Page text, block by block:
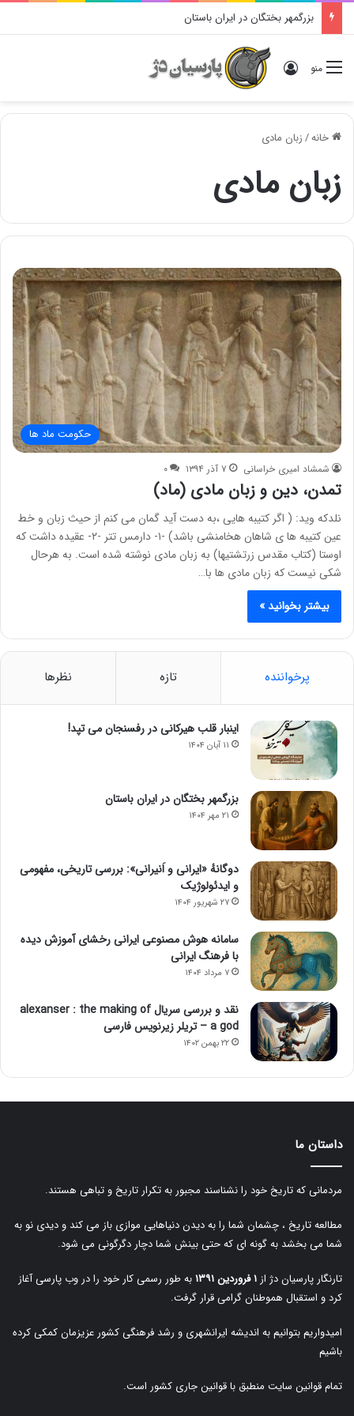
بزرگمهر بختگان در ایران باستان
منو ورود
خانه/زبان مادی
زبان مادی
حکومت ماد ها
شمشاد امیری خراسانی ۷ آذر ۱۳۹۴ ۰
تمدن، دین و زبان مادی (ماد)
نلدکه وید: ( اگر کتیبه هایی ،به دست آید گمان می کنم از حیث زبان و خط
عین کتیبه ها ی شاهان هخامنشی باشد) -۱- دارمس تتر -۲- عقیده داشت که
اوستا (کتاب مقدس زرتشتیها) به زبان مادی نوشته شده است. به هرحال
شکی نیست که زبان مادی ها با…
بیشتر بخوانید »
پرخواننده تازه نظرها
اینبار قلب هیرکانی در رفسنجان می تپد!
۱۱ آبان ۱۴۰۴
بزرگمهر بختگان در ایران باستان
۲۱ مهر ۱۴۰۴
دوگانهٔ «ایرانی و اَنیرانی»: بررسی تاریخی، مفهومی
و ایدئولوژیک
۲۷ شهریور ۱۴۰۴
سامانه هوش مصنوعی ایرانی رخشای آموزش دیده
با فرهنگ ایرانی
۷ مرداد ۱۴۰۴
نقد و بررسی سریال alexanser : the making of
a god – تریلر زیرنویس فارسی
۲۲ بهمن ۱۴۰۲
داستان ما
مردمانی که تاریخ خود را نشناسند مجبور به تکرار تاریخ و تباهی هستند.
مطالعه تاریخ ، چشمان شما را به دیدن دنیاهایی موازی باز می کند و دیدی نو به
شما می بخشد به گونه ای که حتی بینش شما دچار دگرگونی می شود.
تارنگار پارسیان دژ از ۱ فروردین ۱۳۹۱
به طور رسمی کار خود را در وب پارسی آغاز
کرد و استقبال هموطنان گرامی قرار گرفت.
امیدواریم بتوانیم به اندیشه ایرانشهری و رشد فرهنگی کشور عزیزمان کمکی کرده
باشیم
تمام قوانین سایت منطبق با قوانین جاری کشور است.